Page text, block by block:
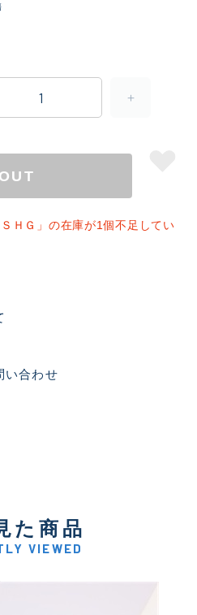
ＨＧ」の在庫が1個不足してい
い合わせ
た商品
VIEWED